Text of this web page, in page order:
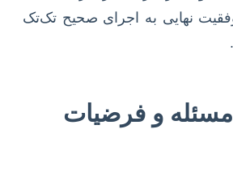
نهایی به اجرای صحیح تک‌تک
مسئله و فرضیات